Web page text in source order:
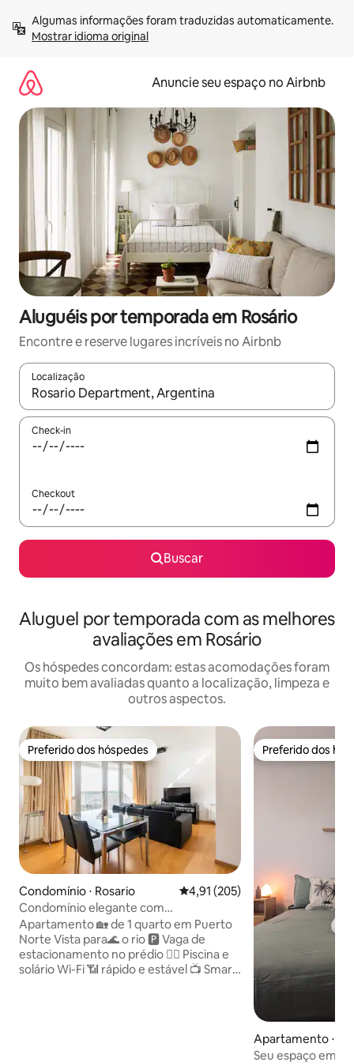
para
Mostrar idioma original
Anuncie seu espaço no Airbnb
Aluguéis por temporada em Rosário
Encontre e reserve lugares incríveis no Airbnb
Localização
Quando os resultados estiverem disponíveis, explore-os
Check-in
Checkout
Buscar
Aluguel por temporada com as melhores
avaliações em Rosário
Os hóspedes concordam: estas acomodações foram
muito bem avaliadas quanto a localização, limpeza e
outros aspectos.
Preferido dos hóspedes
Preferido dos hóspedes
Condomínio ⋅ Rosario 4,91 de uma avaliação média de
4,91 (205)
Condomínio elegante com
estacionamento • Puerto Norte
Apartamento 🏡 de 1 quarto em Puerto
Norte Vista para🌊 o rio 🅿 Vaga de
estacionamento no prédio 🏊‍♂️ Piscina e
solário Wi-Fi 📶 rápido e estável 📺 Smart
Preferido dos
Preferido dos
Apartamento ⋅
Seu espaço em